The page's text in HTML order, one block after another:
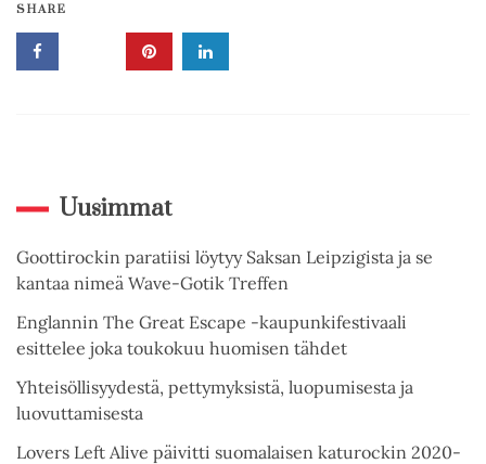
SHARE
Uusimmat
Goottirockin paratiisi löytyy Saksan Leipzigista ja se
kantaa nimeä Wave-Gotik Treffen
Englannin The Great Escape -kaupunkifestivaali
esittelee joka toukokuu huomisen tähdet
Yhteisöllisyydestä, pettymyksistä, luopumisesta ja
luovuttamisesta
Lovers Left Alive päivitti suomalaisen katurockin 2020-